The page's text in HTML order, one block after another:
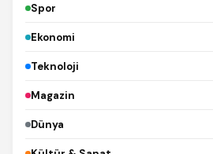
Spor
Ekonomi
Teknoloji
Magazin
Dünya